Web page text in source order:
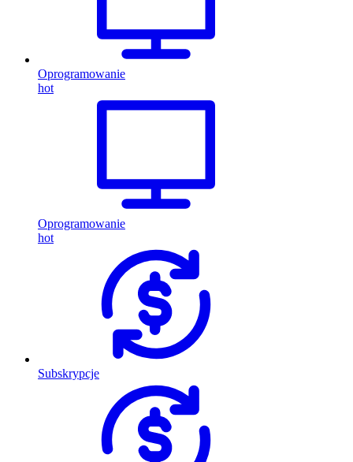
Oprogramowanie
hot
Oprogramowanie
hot
Subskrypcje